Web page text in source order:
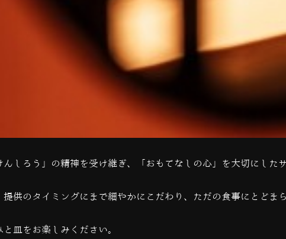
しろう」の精神を受け継ぎ、「おもてなしの心」を大切にした
供のタイミングにまで細やかにこだわり、ただの食事にとどま
皿をお楽しみください。